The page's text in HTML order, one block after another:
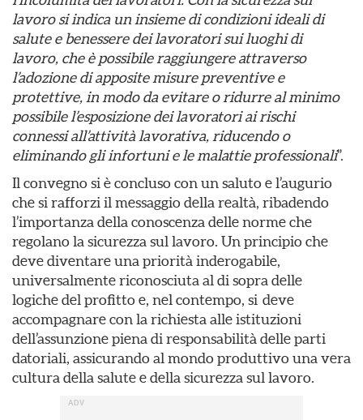
lavoro si indica un insieme di condizioni ideali di
salute e benessere dei lavoratori sui luoghi di
lavoro, che è possibile raggiungere attraverso
l’adozione di apposite misure preventive e
protettive, in modo da evitare o ridurre al minimo
possibile l’esposizione dei lavoratori ai rischi
connessi all’attività lavorativa, riducendo o
eliminando gli infortuni e le malattie professionali”.
Il convegno si è concluso con un saluto e l’augurio
che si rafforzi il messaggio della realtà, ribadendo
l’importanza della conoscenza delle norme che
regolano la sicurezza sul lavoro. Un principio che
deve diventare una priorità inderogabile,
universalmente riconosciuta al di sopra delle
logiche del profitto e, nel contempo, si deve
accompagnare con la richiesta alle istituzioni
dell’assunzione piena di responsabilità delle parti
datoriali, assicurando al mondo produttivo una vera
cultura della salute e della sicurezza sul lavoro.